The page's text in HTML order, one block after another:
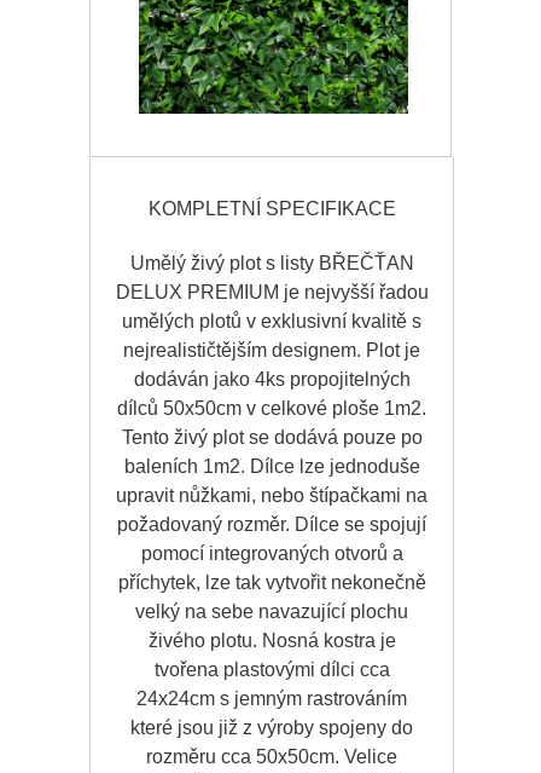
KOMPLETNÍ SPECIFIKACE
Umělý živý plot s listy BŘEČŤAN
DELUX PREMIUM je nejvyšší řadou
umělých plotů v exklusivní kvalitě s
nejrealističtějším designem. Plot je
dodáván jako 4ks propojitelných
dílců 50x50cm v celkové ploše 1m2.
Tento živý plot se dodává pouze po
baleních 1m2. Dílce lze jednoduše
upravit nůžkami, nebo štípačkami na
požadovaný rozměr. Dílce se spojují
pomocí integrovaných otvorů a
příchytek, lze tak vytvořit nekonečně
velký na sebe navazující plochu
živého plotu. Nosná kostra je
tvořena plastovými dílci cca
24x24cm s jemným rastrováním
které jsou již z výroby spojeny do
rozměru cca 50x50cm. Velice